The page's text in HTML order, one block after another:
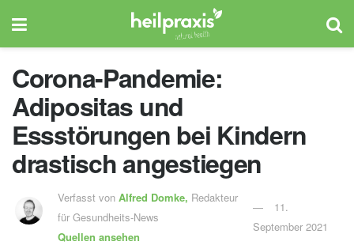
Corona-Pandemie:
Adipositas und
Essstörungen bei Kindern
drastisch angestiegen
Verfasst vonAlfred Domke, Redakteur
für Gesundheits-News
Quellen ansehen
11.
September 2021